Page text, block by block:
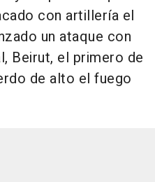
con artillería el
un ataque con
Beirut, el primero de
de alto el fuego